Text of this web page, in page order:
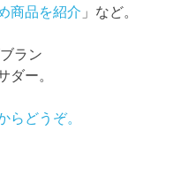
商品を紹介 」など。
ラン
ダー。
らどうぞ。